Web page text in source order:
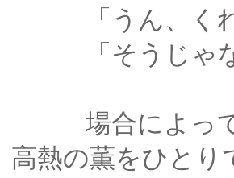
くれぐれも
ゃなくて
っては一晩
高熱の薫をひと